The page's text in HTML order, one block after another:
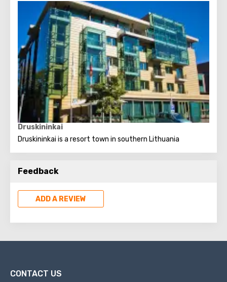
Druskininkai
Druskininkai is a resort town in southern Lithuania
Feedback
ADD A REVIEW
CONTACT US